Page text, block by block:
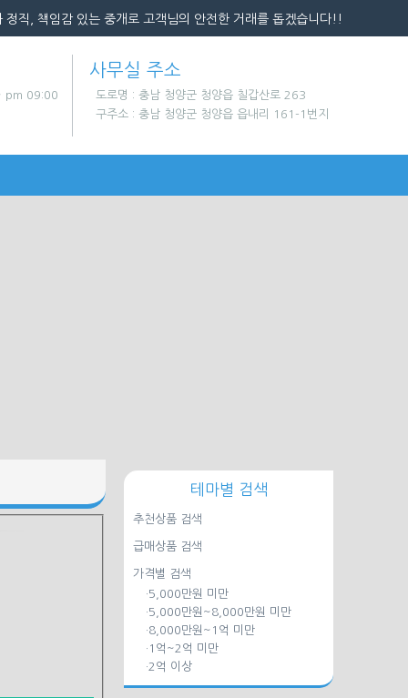
정직, 책임감 있는 중개로 고객님의 안전한 거래를 돕겠습니다!!
pm 09:00
사무실 주소
도로명 : 충남 청양군 청양읍 칠갑산로 263
구주소 : 충남 청양군 청양읍 읍내리 161-1번지
테마별 검색
추천상품 검색
급매상품 검색
가격별 검색
·5,000만원 미만
·5,000만원~8,000만원 미만
·8,000만원~1억 미만
·1억~2억 미만
·2억 이상